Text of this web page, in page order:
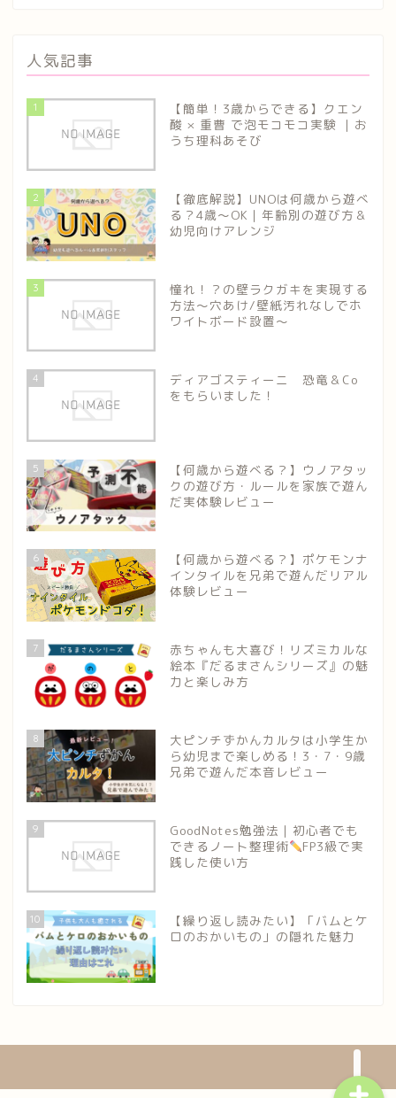
人気記事
1
【簡単！3歳からできる】クエン
酸 × 重曹 で泡モコモコ実験 ｜お
うち理科あそび
2
【徹底解説】UNOは何歳から遊べ
る？4歳〜OK｜年齢別の遊び方＆
幼児向けアレンジ
3
憧れ！？の壁ラクガキを実現する
方法～穴あけ/壁紙汚れなしでホ
ワイトボード設置～
4
ディアゴスティーニ 恐竜＆Co
をもらいました！
5
【何歳から遊べる？】ウノアタッ
クの遊び方・ルールを家族で遊ん
だ実体験レビュー
6
【何歳から遊べる？】ポケモンナ
インタイルを兄弟で遊んだリアル
体験レビュー
7
赤ちゃんも大喜び！リズミカルな
絵本『だるまさんシリーズ』の魅
力と楽しみ方
8
大ピンチずかんカルタは小学生か
ら幼児まで楽しめる！3・7・9歳
兄弟で遊んだ本音レビュー
9
GoodNotes勉強法｜初心者でも
できるノート整理術
FP3級で実
践した使い方
10
【繰り返し読みたい】「バムとケ
ロのおかいもの」の隠れた魅力
HOME